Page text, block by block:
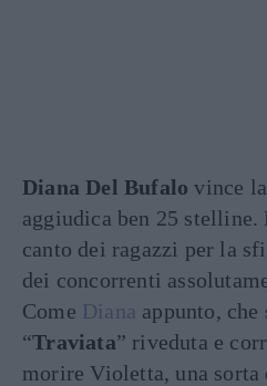
Diana Del Bufalo vince
aggiudica ben 25
canto dei ragazzi per la
dei concorrenti
Come Diana appunto,
“Traviata” riveduta e
morire Violetta, una sorta